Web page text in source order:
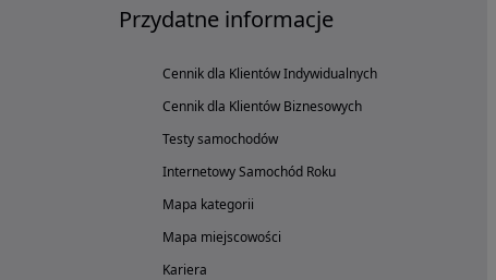
Przydatne informacje
Cennik dla Klientów Indywidualnych
Cennik dla Klientów Biznesowych
Testy samochodów
Internetowy Samochód Roku
Mapa kategorii
Mapa miejscowości
Kariera